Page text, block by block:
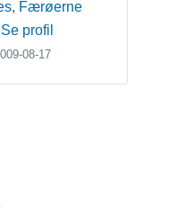
, Færøerne
Se profil
08-17